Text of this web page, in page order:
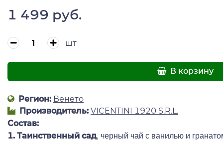
1 499 руб.
шт
В корзину
Регион: Венето
Производитель: VICENTINI 1920 S.R.L.
Состав:
1. Таинственный сад, черный чай с ванилью и